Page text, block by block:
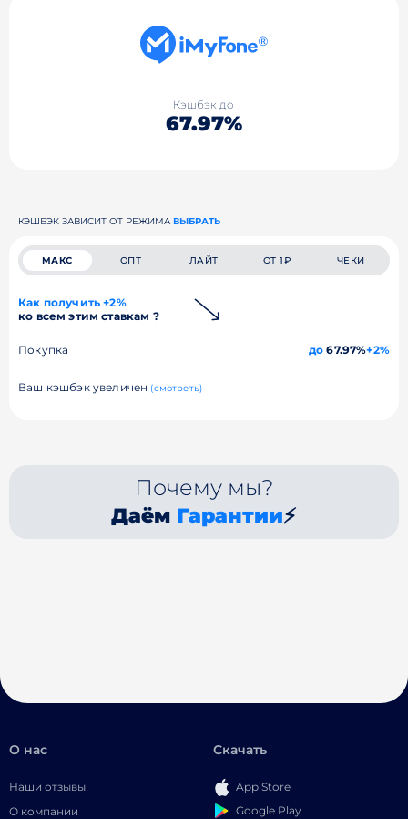
Кэшбэк до
67.97%
КЭШБЭК ЗАВИСИТ ОТ РЕЖИМА ВЫБРАТЬ
МАКС ОПТ ЛАЙТ ОТ 1₽ ЧЕКИ
Как получить +2%
ко всем этим ставкам ?
Покупка до 67.97%+2%
Ваш кэшбэк увеличен (смотреть)
Почему мы?
Даём Гарантии⚡
О нас
Наши отзывы
О компании
Скачать
App Store
Google Play